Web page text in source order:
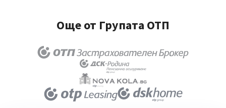
Още от Групата ОТП